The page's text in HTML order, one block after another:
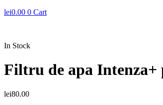
lei0.00 0 Cart
In Stock
Filtru de apa Intenza+
lei80.00